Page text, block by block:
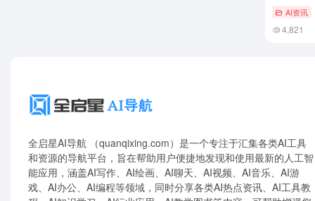
AI资讯
4,821
全启星AI导航 （quanqixing.com）是一个专注于汇集各类AI工具
和资源的导航平台，旨在帮助用户便捷地发现和使用最新的人工智
能应用，涵盖AI写作、AI绘画、AI聊天、AI视频、AI音乐、AI游
戏、AI办公、AI编程等领域，同时分享各类AI热点资讯、AI工具教